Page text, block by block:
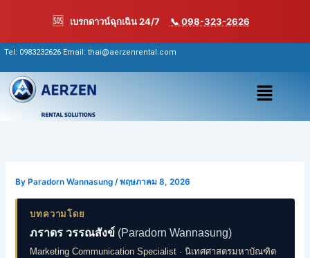
🆘 เบรกดาวน์ฉุกเฉิน 24/7 📞 098-323-2626
content
Tel: 0983232626 Email: thai@aerzenrental.com
เมนู
By Paradorn Wannasung/พฤษภาคม 8, 2026
บทความโดย
ภราดร วรรณสังข์ (Paradorn Wannasung)
Marketing Communication Specialist · นิเทศศาสตรมหาบัณฑิต